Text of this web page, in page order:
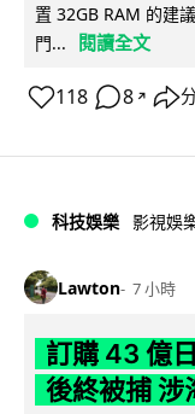
置 32GB RAM 的建
門...
閱讀全文
118 8 ↗
科技娛樂 影視娛
Lawton 7 小時
訂購 43 億
後終被捕 涉